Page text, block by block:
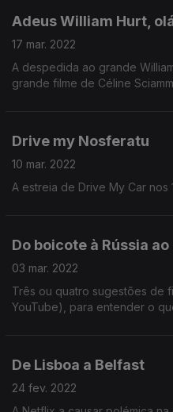
Adeus William Hurt,
17 mar. 2022
A despedida ao grande
grande filme de Céline
Drive my Nosferatu
10 mar. 2022
A estreia de Drive My Car nos
Do boicote à Rússia
03 mar. 2022
Três ou quatro sugestões de
YouTube), para entender o
De Lisboa a Belfast
24 fev. 2022